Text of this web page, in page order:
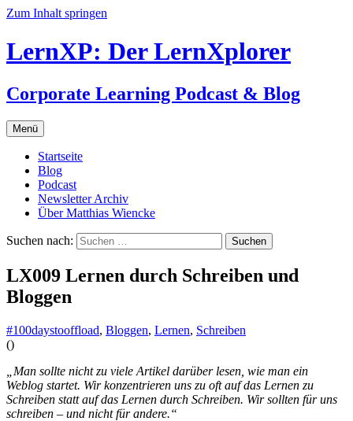
Zum Inhalt springen
LernXP: Der LernXplorer
Corporate Learning Podcast & Blog
Menü
Startseite
Blog
Podcast
Newsletter Archiv
Über Matthias Wiencke
Suchen nach:
LX009 Lernen durch Schreiben und
Bloggen
#100daystooffload, Bloggen, Lernen, Schreiben
()
„Man sollte nicht zu viele Artikel darüber lesen, wie man ein
Weblog startet. Wir konzentrieren uns zu oft auf das Lernen zu
Schreiben statt auf das Lernen durch Schreiben. Wir sollten für uns
schreiben – und nicht für andere.“